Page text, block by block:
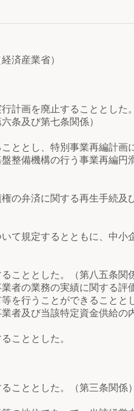
済産業省）
画を廃止することとした
条及び第七条関係）
ととし、特別事業再編計画
整備機構の行う事業再編
の弁済に関する再生手続及
規定するとともに、中小
ととした。（第八五条関係
の業務の実績に関する評
を行うことができることと
及び当該特定資金供給の
こととした。
こととした。（第三条関係）